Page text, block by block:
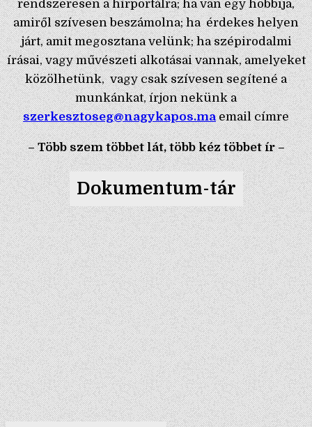
rendszeresen a hírportálra; ha van egy hobbija,
amiről szívesen beszámolna; ha érdekes helyen
járt, amit megosztana velünk; ha szépirodalmi
írásai, vagy művészeti alkotásai vannak, amelyeket
közölhetünk, vagy csak szívesen segítené a
munkánkat, írjon nekünk a
szerkesztoseg@nagykapos.ma email címre
– Több szem többet lát, több kéz többet ír –
Dokumentum-tár